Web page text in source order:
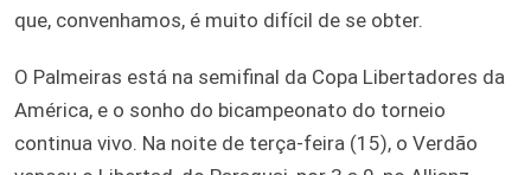
que, convenhamos, é muito difícil de se obter.
O Palmeiras está na semifinal da Copa Libertadores da
América, e o sonho do bicampeonato do torneio
continua vivo. Na noite de terça-feira (15), o Verdão